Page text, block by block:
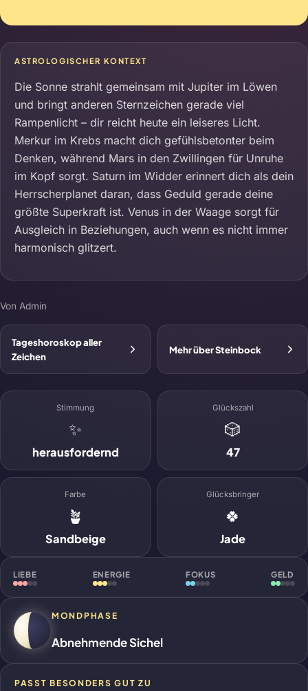
ASTROLOGISCHER KONTEXT
Die Sonne strahlt gemeinsam mit Jupiter im Löwen
und bringt anderen Sternzeichen gerade viel
Rampenlicht – dir reicht heute ein leiseres Licht.
Merkur im Krebs macht dich gefühlsbetonter beim
Denken, während Mars in den Zwillingen für Unruhe
im Kopf sorgt. Saturn im Widder erinnert dich als dein
Herrscherplanet daran, dass Geduld gerade deine
größte Superkraft ist. Venus in der Waage sorgt für
Ausgleich in Beziehungen, auch wenn es nicht immer
harmonisch glitzert.
Von Admin
Tageshoroskop aller
Zeichen
Mehr über Steinbock
Stimmung
✨
herausfordernd
Glückszahl
🎲
47
Farbe
🪴
Sandbeige
Glücksbringer
🍀
Jade
LIEBE ENERGIE FOKUS GELD
MONDPHASE
Abnehmende Sichel
PASST BESONDERS GUT ZU